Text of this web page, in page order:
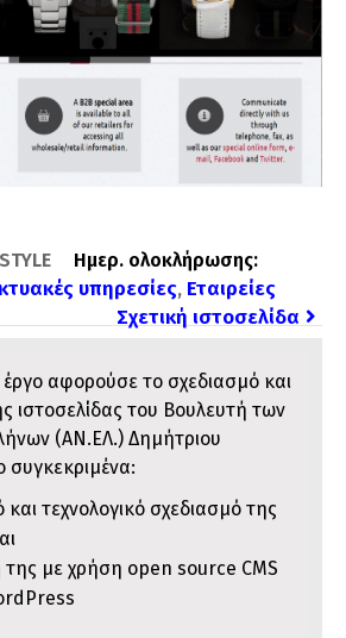
Ημερ. ολοκλήρωσης:
υπηρεσίες, Εταιρείες
Σχετική ιστοσελίδα
έργο αφορούσε το σχεδιασμό και
ιστοσελίδας του Βουλευτή των
(ΑΝ.ΕΛ.) Δημήτριου
συγκεκριμένα:
και τεχνολογικό σχεδιασμό της
με χρήση open source CMS